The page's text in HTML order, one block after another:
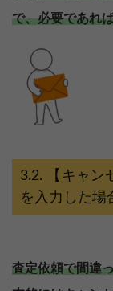
で、必要であれ
【キャ
を入力した場
査定依頼で間違